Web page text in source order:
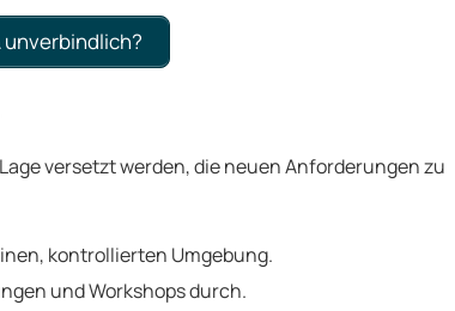
unverbindlich?
versetzt werden, die neuen Anforderungen zu
kontrollierten Umgebung.
und Workshops durch.